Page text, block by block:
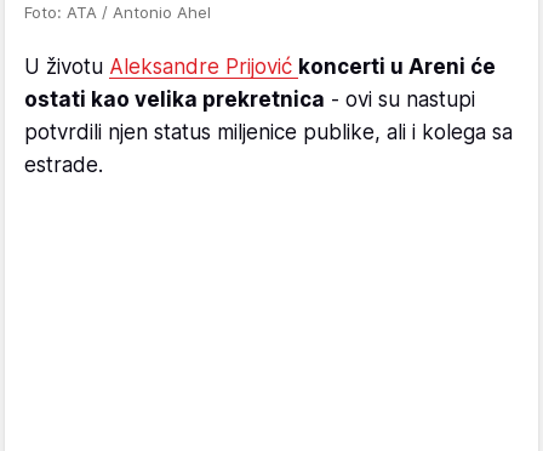
Foto: ATA / Antonio Ahel
U životu Aleksandre Prijović koncerti u Areni će
ostati kao velika prekretnica - ovi su nastupi
potvrdili njen status miljenice publike, ali i kolega sa
estrade.